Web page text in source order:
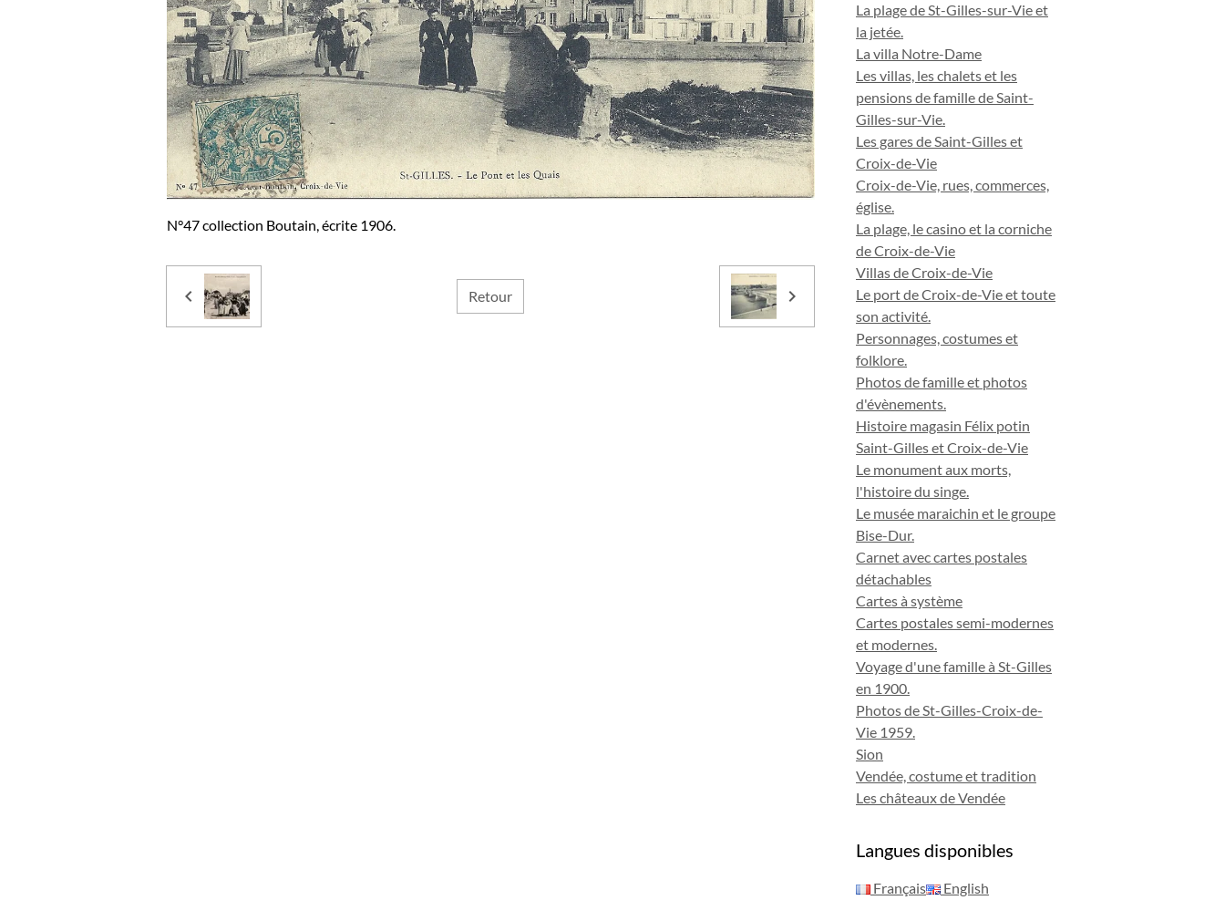
N°47 collection Boutain, écrite 1906.
Retour
La plage de St-Gilles-sur-Vie et
la jetée.
La villa Notre-Dame
Les villas, les chalets et les
pensions de famille de Saint-
Gilles-sur-Vie.
Les gares de Saint-Gilles et
Croix-de-Vie
Croix-de-Vie, rues, commerces,
église.
La plage, le casino et la corniche
de Croix-de-Vie
Villas de Croix-de-Vie
Le port de Croix-de-Vie et toute
son activité.
Personnages, costumes et
folklore.
Photos de famille et photos
d'évènements.
Histoire magasin Félix potin
Saint-Gilles et Croix-de-Vie
Le monument aux morts,
l'histoire du singe.
Le musée maraichin et le groupe
Bise-Dur.
Carnet avec cartes postales
détachables
Cartes à système
Cartes postales semi-modernes
et modernes.
Voyage d'une famille à St-Gilles
en 1900.
Photos de St-Gilles-Croix-de-
Vie 1959.
Sion
Vendée, costume et tradition
Les châteaux de Vendée
Langues disponibles
Français English